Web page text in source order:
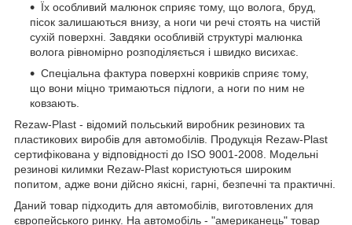
Їх особливий малюнок сприяє тому, що волога, бруд,
пісок залишаються внизу, а ноги чи речі стоять на чистій
сухій поверхні. Завдяки особливій структурі малюнка
волога рівномірно розподіляється і швидко висихає.
Спеціальна фактура поверхні ковриків сприяє тому,
що вони міцно тримаються підлоги, а ноги по ним не
ковзають.
Rezaw-Plast - відомий польський виробник резинових та
пластикових виробів для автомобілів. Продукція Rezaw-Plast
сертифікована у відповідності до ISO 9001-2008. Модельні
резинові килимки Rezaw-Plast користуються широким
попитом, адже вони дійсно якісні, гарні, безпечні та практичні.
Даний товар підходить для автомобілів, виготовлених для
європейського ринку. На автомобіль - "американець" товар